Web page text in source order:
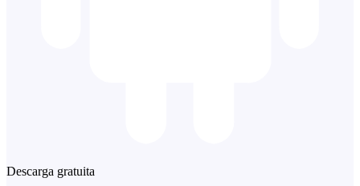
Descarga gratuita